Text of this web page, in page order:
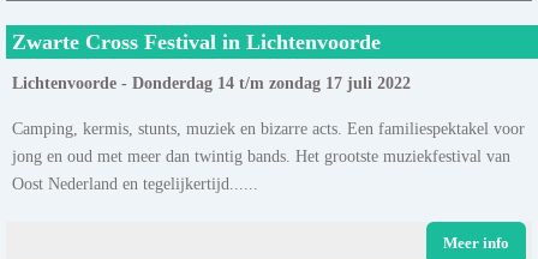
Zwarte Cross Festival in Lichtenvoorde
Lichtenvoorde - Donderdag 14 t/m zondag 17 juli 2022
Camping, kermis, stunts, muziek en bizarre acts. Een familiespektakel voor
jong en oud met meer dan twintig bands. Het grootste muziekfestival van
Oost Nederland en tegelijkertijd......
Meer info